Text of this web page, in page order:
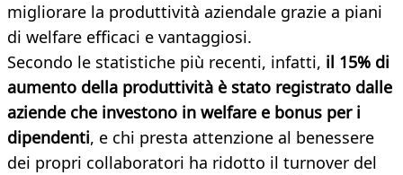
migliorare la produttività aziendale grazie a piani
di welfare efficaci e vantaggiosi.
Secondo le statistiche più recenti, infatti, il 15% di
aumento della produttività è stato registrato dalle
aziende che investono in welfare e bonus per i
dipendenti, e chi presta attenzione al benessere
dei propri collaboratori ha ridotto il turnover del